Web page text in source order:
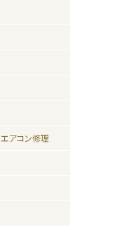
アコン修理